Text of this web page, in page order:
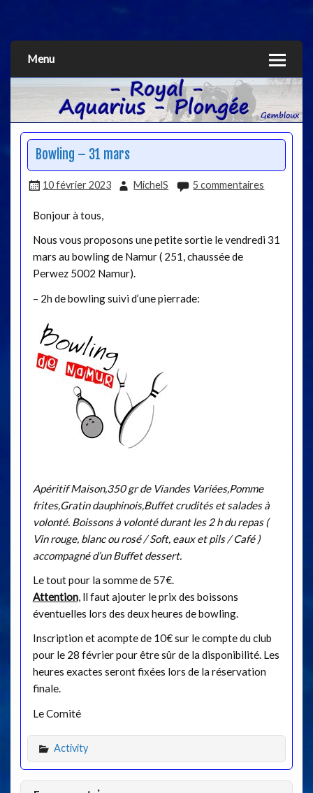
Menu
Bowling – 31 mars
10 février 2023 MichelS 5 commentaires
Bonjour à tous,
Nous vous proposons une petite sortie le vendredi 31
mars au bowling de Namur ( 251, chaussée de
Perwez 5002 Namur).
– 2h de bowling suivi d’une pierrade:
Apéritif Maison,350 gr de Viandes Variées,Pomme
frites,Gratin dauphinois,Buffet crudités et salades à
volonté. Boissons à volonté durant les 2 h du repas (
Vin rouge, blanc ou rosé / Soft, eaux et pils / Café )
accompagné d’un Buffet dessert.
Le tout pour la somme de 57€.
Attention, ll faut ajouter le prix des boissons
éventuelles lors des deux heures de bowling.
Inscription et acompte de 10€ sur le compte du club
pour le 28 février pour être sûr de la disponibilité. Les
heures exactes seront fixées lors de la réservation
finale.
Le Comité
Activity